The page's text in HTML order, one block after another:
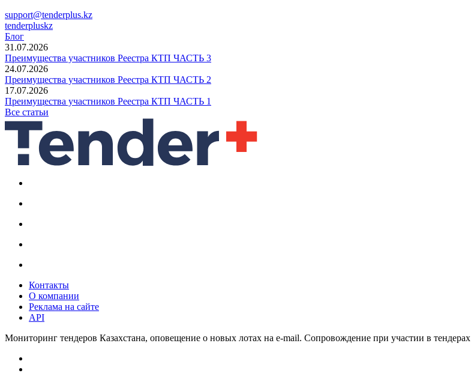
support@tenderplus.kz
tenderpluskz
Блог
31.07.2026
Преимущества участников Реестра КТП ЧАСТЬ 3
24.07.2026
Преимущества участников Реестра КТП ЧАСТЬ 2
17.07.2026
Преимущества участников Реестра КТП ЧАСТЬ 1
Все статьи
Контакты
О компании
Реклама на сайте
API
Мониторинг тендеров Казахстана, оповещение о новых лотах на e-mail. Сопровождение при участии в тендерах